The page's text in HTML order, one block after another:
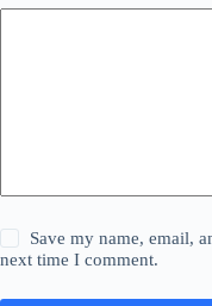
Save my name, email,
next time I comment.